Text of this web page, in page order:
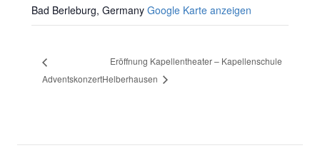
Bad Berleburg, Germany Google Karte anzeigen
Adventskonzert
Eröffnung Kapellentheater – Kapellenschule
Helberhausen